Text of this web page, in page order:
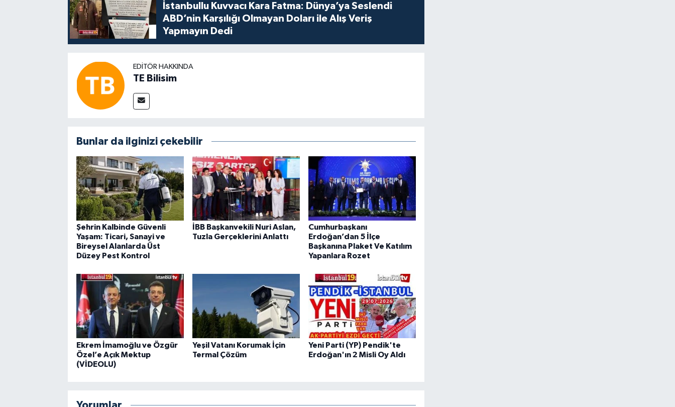
İstanbullu Kuvvacı Kara Fatma: Dünya’ya Seslendi
ABD’nin Karşılığı Olmayan Doları ile Alış Veriş
Yapmayın Dedi
EDITÖR HAKKINDA
TE Bilisim
Bunlar da ilginizi çekebilir
Şehrin Kalbinde Güvenli
Yaşam: Ticari, Sanayi ve
Bireysel Alanlarda Üst
Düzey Pest Kontrol
İBB Başkanvekili Nuri Aslan,
Tuzla Gerçeklerini Anlattı
Cumhurbaşkanı
Erdoğan’dan 5 İlçe
Başkanına Plaket Ve Katılım
Yapanlara Rozet
Ekrem İmamoğlu ve Özgür
Özel’e Açık Mektup
(VİDEOLU)
Yeşil Vatanı Korumak İçin
Termal Çözüm
Yeni Parti (YP) Pendik'te
Erdoğan'ın 2 Misli Oy Aldı